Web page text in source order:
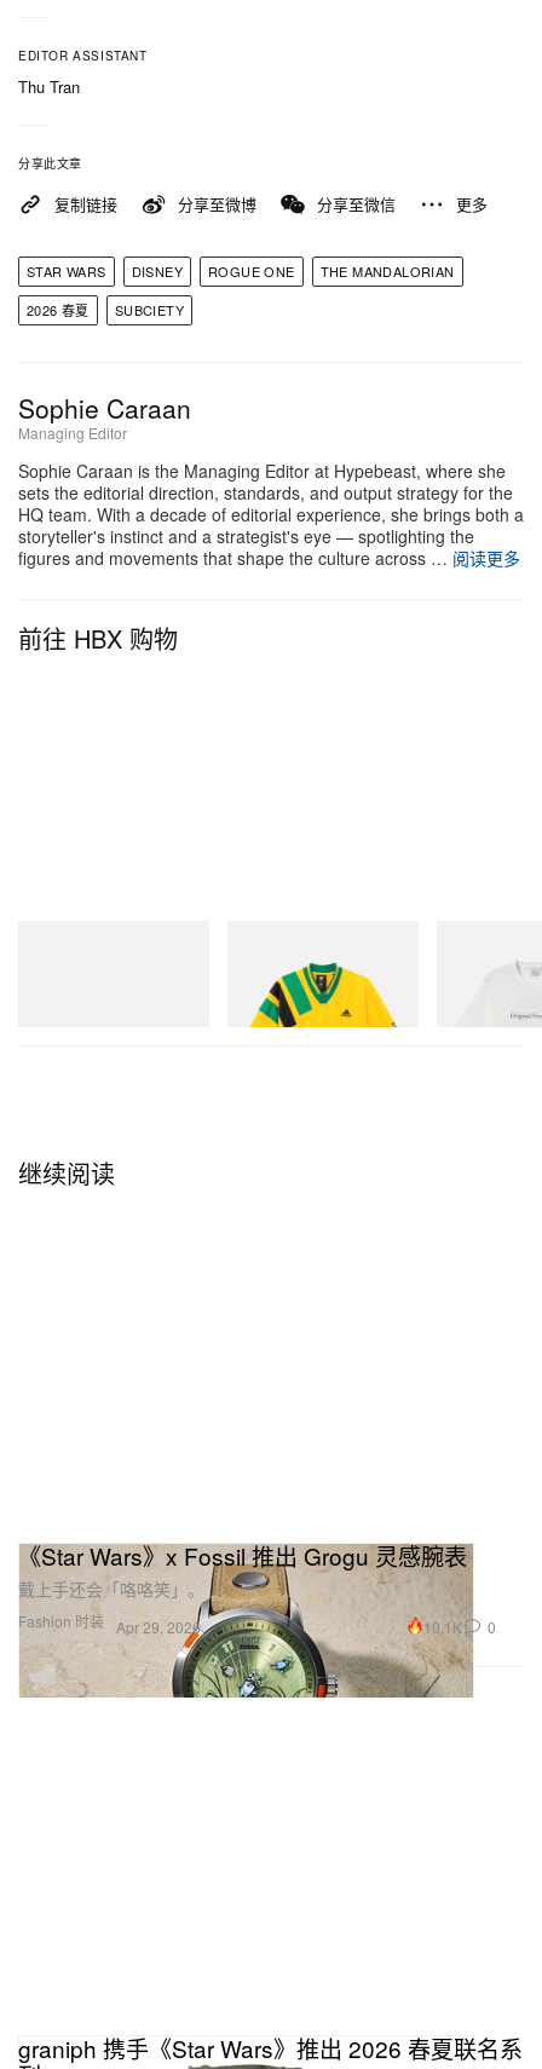
EDITOR ASSISTANT
Thu Tran
分享此文章
复制链接 分享至微博 分享至微信 更多
STAR WARS DISNEY ROGUE ONE
THE MANDALORIAN
2026 春夏
SUBCIETY
Sophie Caraan
Managing Editor
Sophie Caraan is the Managing Editor at Hypebeast, where she
sets the editorial direction, standards, and output strategy for the
HQ team. With a decade of editorial experience, she brings both a
storyteller's instinct and a strategist's eye — spotlighting the
figures and movements that shape the culture across … 阅读更多
前往 HBX 购物
Adidas Originals X Brain
Dead Disney Football Jersey
立刻购入
继续阅读
Fashion 时装
《Star Wars》x Fossil 推出 Grogu 灵感腕表
戴上手还会「咯咯笑」。
Apr 29, 2026 10.1K 0
graniph 携手《Star Wars》推出 2026 春夏联名系